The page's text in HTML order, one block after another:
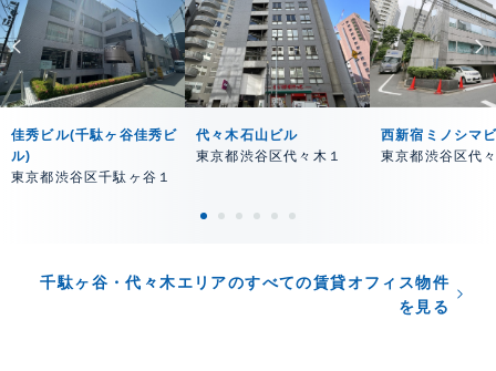
佳秀ビル(千駄ヶ谷佳秀ビ
ル)
東京都渋谷区千駄ヶ谷１
代々木石山ビル
東京都渋谷区代々木１
西新宿ミノシマ
東京都渋谷区代
千駄ヶ谷・代々木エリアのすべての賃貸オフィス物件
を見る